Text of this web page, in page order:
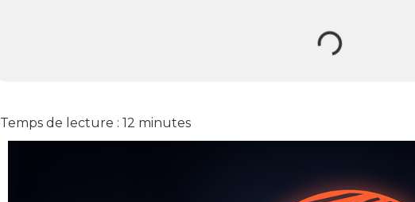
Temps de lecture : 12 minutes